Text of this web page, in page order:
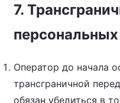
7.
Оператор до начала
трансграничной
обязан убедиться в